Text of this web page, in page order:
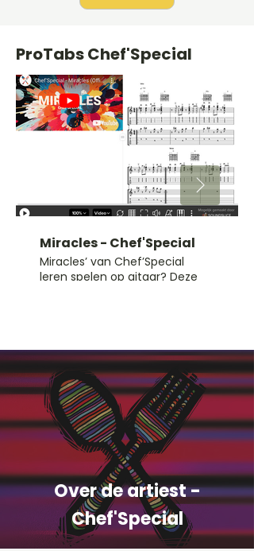
ProTabs Chef'Special
Miracles - Chef'Special
Miracles’ van Chef’Special
leren spelen op gitaar? Deze
Over de artiest -
Chef'Special